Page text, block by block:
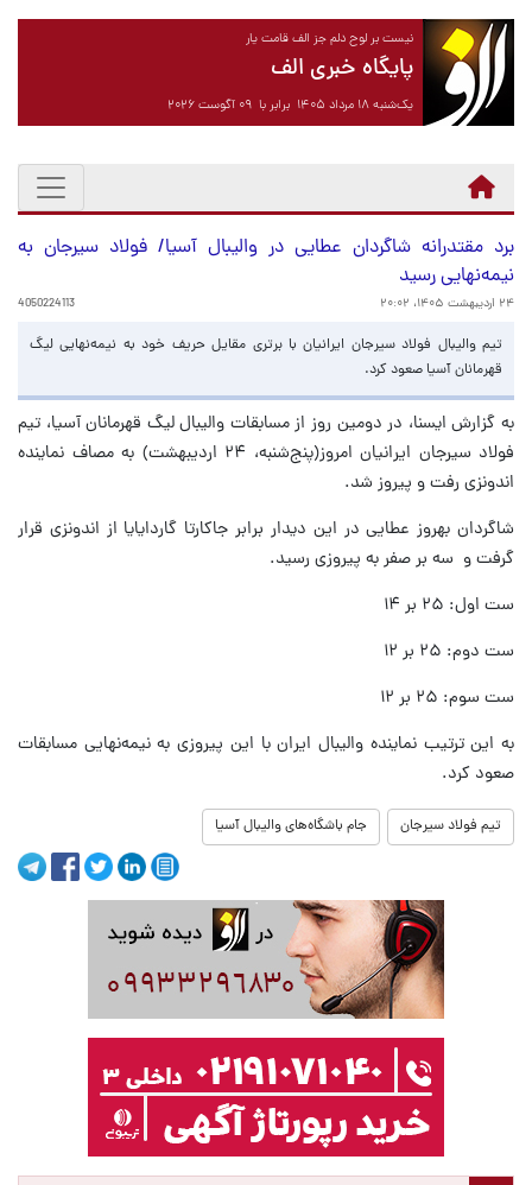
نیست بر لوح دلم جز الف قامت یار
پایگاه خبری الف
یک‌شنبه ۱۸ مرداد ۱۴۰۵ برابر با ۰۹ آگوست ۲۰۲۶
برد مقتدرانه شاگردان عطایی در والیبال آسیا/ فولاد سیرجان به
نیمه‌نهایی رسید
۲۴ اردیبهشت ۱۴۰۵، ۲۰:۰۲ 4050224113
تیم والیبال فولاد سیرجان ایرانیان با برتری مقایل حریف خود به نیمه‌نهایی لیگ
قهرمانان آسیا صعود کرد.
به گزارش ایسنا، در دومین روز از مسابقات والیبال لیگ قهرمانان آسیا، تیم
فولاد سیرجان ایرانیان امروز(پنج‌شنبه، ۲۴ اردیبهشت) به مصاف نماینده
اندونزی رفت و پیروز شد.
شاگردان بهروز عطایی در این دیدار برابر جاکارتا گاردایایا از اندونزی قرار
گرفت و سه بر صفر به پیروزی رسید.
ست اول: ۲۵ بر ۱۴
ست دوم: ۲۵ بر ۱۲
ست سوم: ۲۵ بر ۱۲
به این ترتیب نماینده والیبال ایران با این پیروزی به نیمه‌نهایی مسابقات
صعود کرد.
تیم فولاد سیرجان جام باشگاه‌های والیبال آسیا